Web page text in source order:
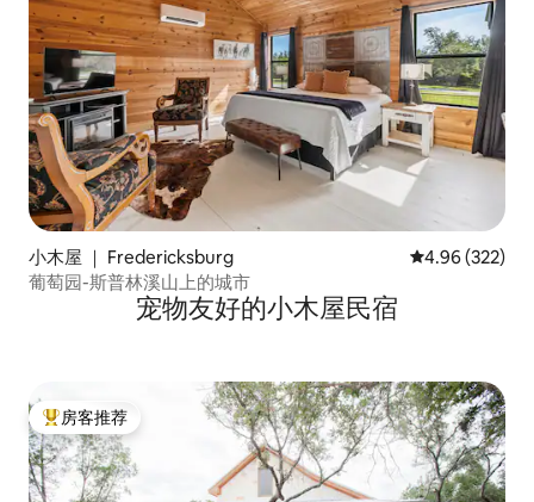
小木屋 ｜ Fredericksburg 平均评分 4.96
4.96 (322)
葡萄园-斯普林溪山上的城市
宠物友好的小木屋民宿
热门「房客推荐」
房客推荐